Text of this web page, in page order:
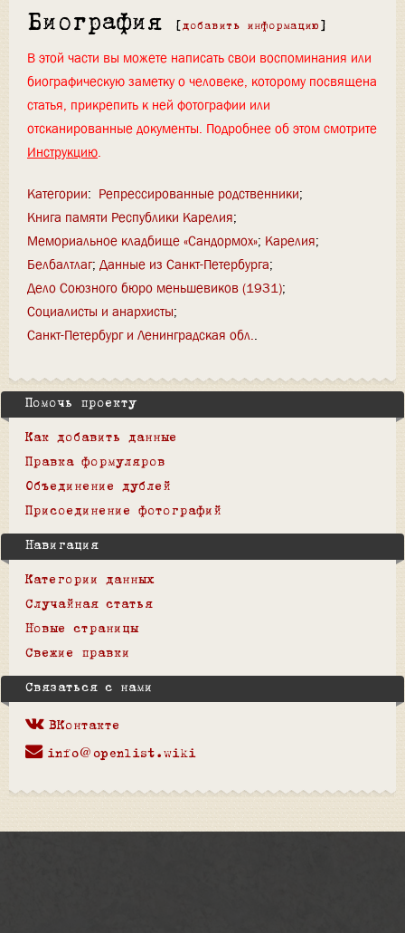
Биография [ добавить информацию ]
В этой части вы можете написать свои воспоминания или
биографическую заметку о человеке, которому посвящена
статья, прикрепить к ней фотографии или
отсканированные документы. Подробнее об этом смотрите
Инструкцию.
Категории: Репрессированные родственники
Книга памяти Республики Карелия
Мемориальное кладбище «Сандормох» Карелия
Белбалтлаг Данные из Санкт-Петербурга
Дело Союзного бюро меньшевиков (1931)
Социалисты и анархисты
Санкт-Петербург и Ленинградская обл.
Помочь проекту
Как добавить данные
Правка формуляров
Объединение дублей
Присоединение фотографий
Навигация
Категории данных
Случайная статья
Новые страницы
Свежие правки
Связаться с нами
ВКонтакте
info@openlist.wiki